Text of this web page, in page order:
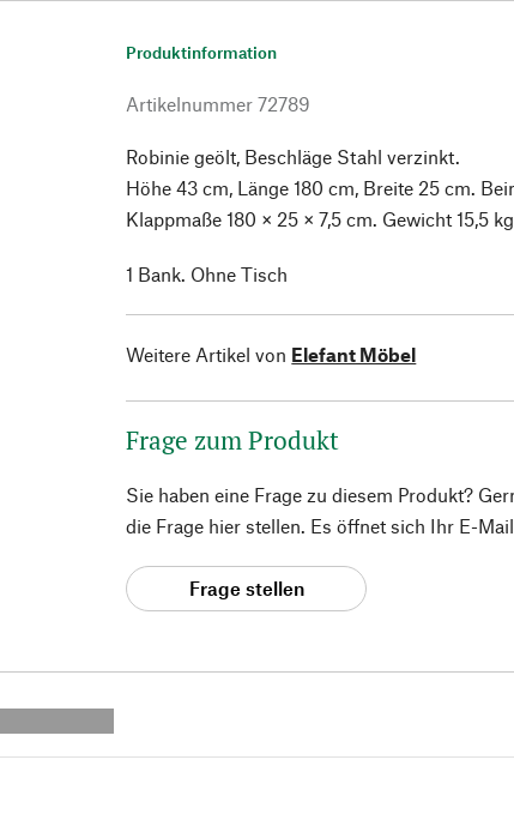
Produktinformation
Artikelnummer 72789
Robinie geölt, Beschläge Stahl verzinkt.
Höhe 43 cm, Länge 180 cm, Breite 25 cm.
Klappmaße 180 × 25 × 7,5 cm. Gewicht 15,5
1 Bank. Ohne Tisch
Weitere Artikel von Elefant Möbel
Frage zum Produkt
Sie haben eine Frage zu diesem Produkt?
die Frage hier stellen. Es öffnet sich Ihr E-
Frage stellen